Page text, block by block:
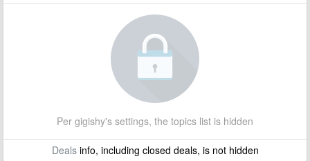
Per gigishy's settings, the topics list is hidden
Dealsinfo, including closed deals, is not hidden